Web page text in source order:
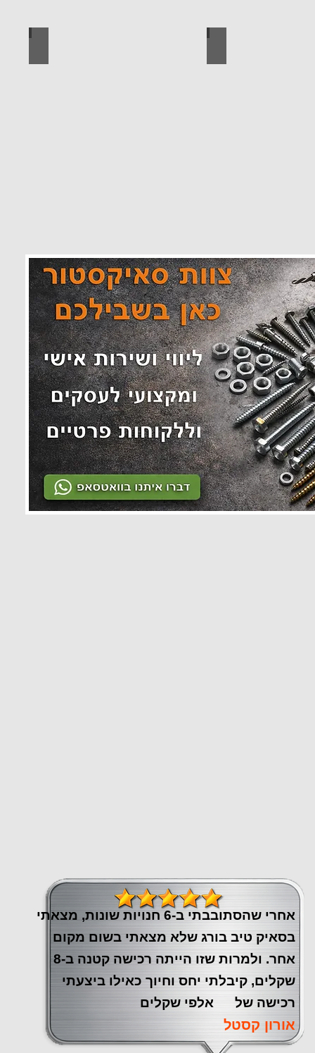
אחרי שהסתובבתי ב-6 חנויות שונות, מצאתי
בסאיק טיב בורג שלא מצאתי בשום מקום
אחר. ולמרות שזו הייתה רכישה קטנה ב-8
שקלים, קיבלתי יחס וחיוך כאילו ביצעתי
רכישה של אלפי שקלים
אורון קסטל